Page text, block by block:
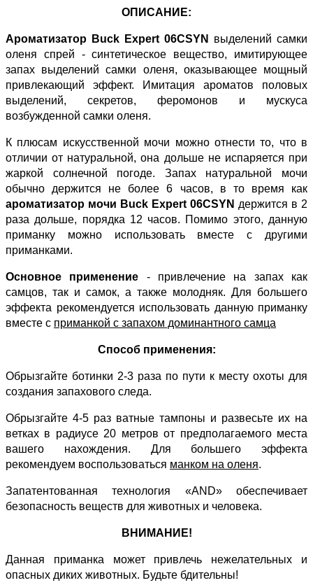
ОПИСАНИЕ:
Ароматизатор Buck Expert 06CSYN
выделений самки
оленя спрей - синтетическое вещество, имитирующее
запах выделений самки оленя, оказывающее мощный
привлекающий эффект. Имитация ароматов половых
выделений, секретов, феромонов и мускуса
возбужденной самки оленя.
К плюсам искусственной мочи можно отнести то, что в
отличии от натуральной, она дольше не испаряется при
жаркой солнечной погоде. Запах натуральной мочи
обычно держится не более 6 часов, в то время как
ароматизатор мочи Buck Expert 06CSYN держится в 2
раза дольше, порядка 12 часов. Помимо этого, данную
приманку можно использовать вместе с другими
приманками.
Основное применение - привлечение на запах как
самцов, так и самок, а также молодняк. Для большего
эффекта рекомендуется использовать данную приманку
вместе с приманкой с запахом доминантного самца
Способ применения:
Обрызгайте ботинки 2-3 раза по пути к месту охоты для
создания запахового следа.
Обрызгайте 4-5 раз ватные тампоны и развесьте их на
ветках в радиусе 20 метров от предполагаемого места
вашего нахождения. Для большего эффекта
рекомендуем воспользоваться манком на оленя.
Запатентованная технология «AND» обеспечивает
безопасность веществ для животных и человека.
ВНИМАНИЕ!
Данная приманка может привлечь нежелательных и
опасных диких животных. Будьте бдительны!